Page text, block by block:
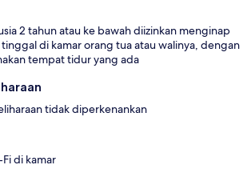
2 tahun atau ke bawah diizinkan menginap
di kamar orang tua atau walinya, dengan
tempat tidur yang ada
tidak diperkenankan
di kamar